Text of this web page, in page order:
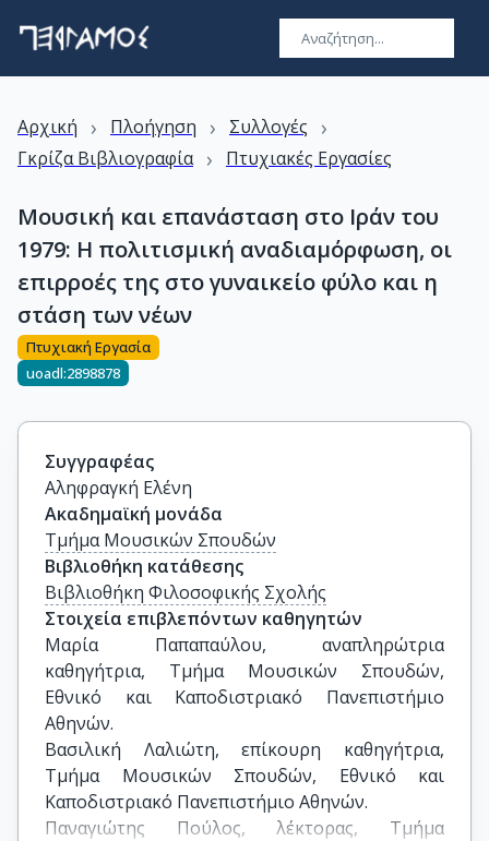
Αρχική › Πλοήγηση › Συλλογές ›
Γκρίζα Βιβλιογραφία › Πτυχιακές Εργασίες
Μουσική και επανάσταση στο Ιράν του
1979: Η πολιτισμική αναδιαμόρφωση, οι
επιρροές της στο γυναικείο φύλο και η
στάση των νέων
Πτυχιακή Εργασία
uoadl:2898878
Συγγραφέας
Αληφραγκή Ελένη
Ακαδημαϊκή μονάδα
Τμήμα Μουσικών Σπουδών
Βιβλιοθήκη κατάθεσης
Βιβλιοθήκη Φιλοσοφικής Σχολής
Στοιχεία επιβλεπόντων καθηγητών
Μαρία Παπαπαύλου, αναπληρώτρια
καθηγήτρια, Τμήμα Μουσικών Σπουδών,
Εθνικό και Καποδιστριακό Πανεπιστήμιο
Αθηνών.
Βασιλική Λαλιώτη, επίκουρη καθηγήτρια,
Τμήμα Μουσικών Σπουδών, Εθνικό και
Καποδιστριακό Πανεπιστήμιο Αθηνών.
Παναγιώτης Πούλος, λέκτορας, Τμήμα